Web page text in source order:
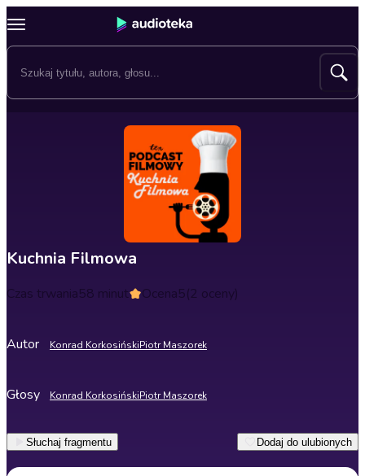
Kuchnia Filmowa
Czas trwania58 minut Ocena5(2 oceny)
Autor Konrad KorkosińskiPiotr Maszorek
Głosy Konrad KorkosińskiPiotr Maszorek
Słuchaj fragmentu Dodaj do ulubionych